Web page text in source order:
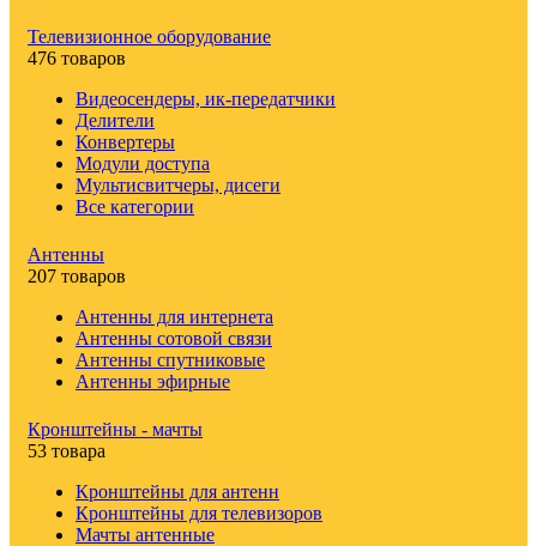
Телевизионное оборудование
476 товаров
Видеосендеры, ик-передатчики
Делители
Конвертеры
Модули доступа
Мультисвитчеры, дисеги
Все категории
Антенны
207 товаров
Антенны для интернета
Антенны сотовой связи
Антенны спутниковые
Антенны эфирные
Кронштейны - мачты
53 товара
Кронштейны для антенн
Кронштейны для телевизоров
Мачты антенные